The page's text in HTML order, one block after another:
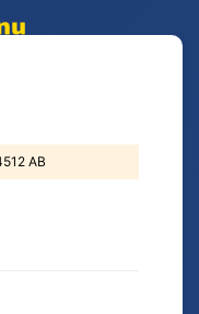
AB